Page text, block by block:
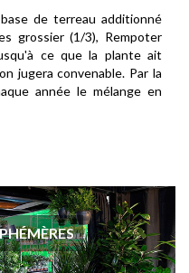
de terreau additionné
grossier (1/3), Rempoter
ce que la plante ait
jugera convenable. Par la
année le mélange en